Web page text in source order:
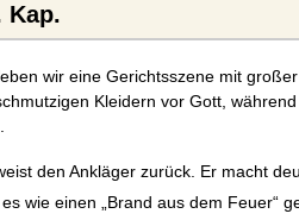
Kap.
wir eine Gerichtsszene mit
Kleidern vor Gott,
den Ankläger zurück. Er macht
wie einen „Brand aus dem Feuer“